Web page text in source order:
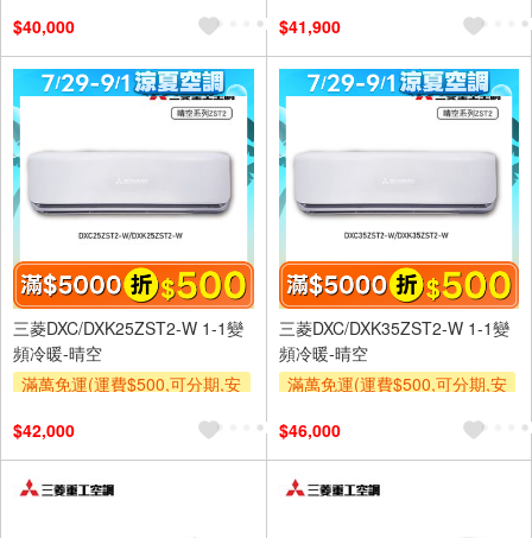
及使用6期以上分期0利率,需付
基本安裝運費)
滿額折$500
滿額贈券
$40,000
$41,900
三菱DXC/DXK25ZST2-W 1-1變
頻冷暖-晴空
滿萬免運(運費$500,可分期,安
及使用6期以上分期0利率,需付
基本安裝運費)
滿額折$500
$42,000
三菱DXC/DXK35ZST2-W 1-1變
頻冷暖-晴空
滿萬免運(運費$500,可分期,安
及使用6期以上分期0利率,需付
基本安裝運費)
滿額折$500
$46,000